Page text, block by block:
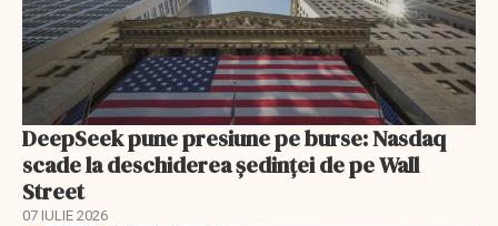
DeepSeek pune presiune pe burse: Nasdaq
scade la deschiderea ședinței de pe Wall
Street
07 IULIE 2026